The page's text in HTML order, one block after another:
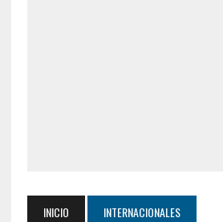
INICIO INTERNACIONALES